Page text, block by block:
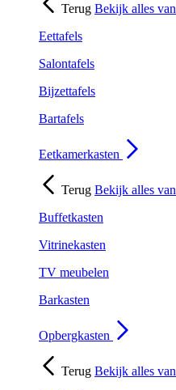
Terug Bekijk alles van
Eettafels
Salontafels
Bijzettafels
Bartafels
Eetkamerkasten
Terug Bekijk alles van
Buffetkasten
Vitrinekasten
TV meubelen
Barkasten
Opbergkasten
Terug Bekijk alles van